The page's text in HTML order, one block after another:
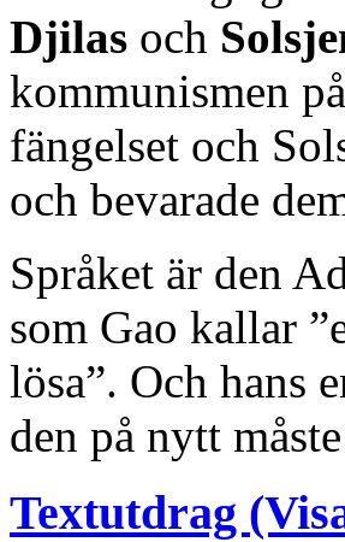
Djilas och
kommunismen
fängelset och
och bevarade
Språket är den
som Gao kallar
lösa”. Och hans
den på nytt
Textutdrag